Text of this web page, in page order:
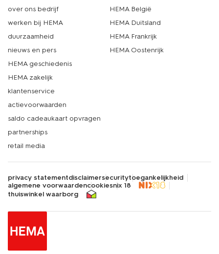
over ons bedrijf
werken bij HEMA
duurzaamheid
nieuws en pers
HEMA geschiedenis
HEMA zakelijk
klantenservice
actievoorwaarden
saldo cadeaukaart opvragen
partnerships
retail media
HEMA België
HEMA Duitsland
HEMA Frankrijk
HEMA Oostenrijk
privacy statementdisclaimersecuritytoegankelijkheid
algemene voorwaardencookiesnix 18
thuiswinkel waarborg